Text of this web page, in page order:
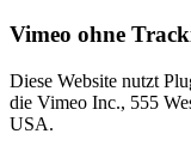
Vimeo ohne
Diese Website nutzt
die Vimeo Inc., 555
USA.